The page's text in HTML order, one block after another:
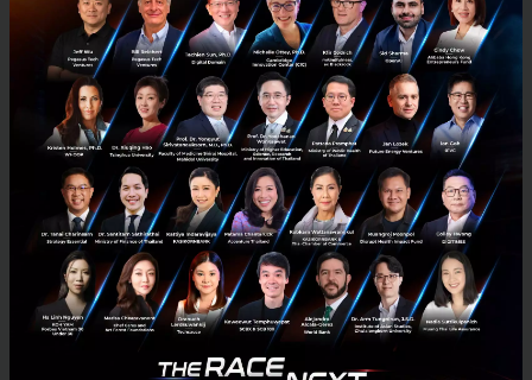
E-mail :contact@techsauce.co
Tel : 02-001-5375
Mobile : 06-4658-9500
Techsauce Media